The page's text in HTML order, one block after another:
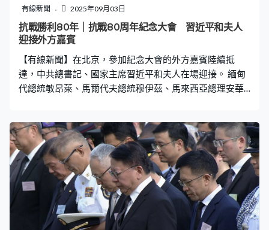
為世界和平與發展作出更大貢獻。」 閱兵儀式開始，受閱
部隊在長安街列陣，接受中共中央總書記、國家主席、中
央軍委主席習近平檢閱。到分列式，空中護旗梯隊組成多
和軍旗，沿長安街走來，之後戰旗方隊、裝備方隊
有線新聞 2025年09月03日
抗戰勝利80年｜抗戰80周年紀念大會 習近平和夫人
迎接外方嘉賓
【有線新聞】在北京，參加紀念大會的外方嘉賓陸續抵
達，中共總書記、國家主席習近平和夫人在場迎接。 緬甸
代總統敏昂萊、馬爾代夫總統穆伊茲、馬來西亞總理安華
麗媛在場迎接，同來賓握手。